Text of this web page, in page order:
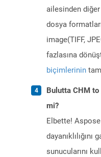
ailesinden
dosya
image(TIFF,
fazlasına
biçimlerinin
Bulutta CHM
mi?
Elbette!
sunucularını